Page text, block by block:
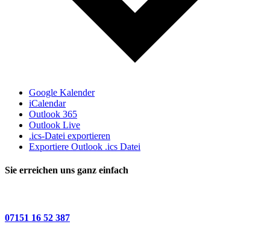
Google Kalender
iCalendar
Outlook 365
Outlook Live
.ics-Datei exportieren
Exportiere Outlook .ics Datei
Sie erreichen uns ganz einfach
07151 16 52 387